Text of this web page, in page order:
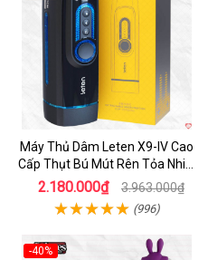
Máy Thủ Dâm Leten X9-IV Cao
Cấp Thụt Bú Mút Rên Tỏa Nhiệt
Sạc Pin
2.180.000₫ 3.963.000₫
(996)
-40%